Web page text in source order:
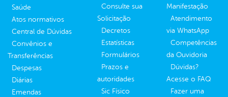
Saúde
Atos normativos
Central de Dúvidas
Convênios e
Transferências
Despesas
Diárias
Emendas
Consulte sua
Solicitação
Decretos
Estatísticas
Formulários
Prazos e
autoridades
Sic Físico
Manifestação
Atendimento
via WhatsApp
Competências
da Ouvidoria
Dúvidas?
Acesse o FAQ
Fazer uma